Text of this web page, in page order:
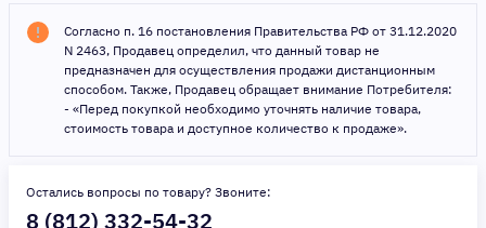
Согласно п. 16 постановления Правительства РФ от 31.12.2020
N 2463, Продавец определил, что данный товар не
предназначен для осуществления продажи дистанционным
способом. Также, Продавец обращает внимание Потребителя:
- «Перед покупкой необходимо уточнять наличие товара,
стоимость товара и доступное количество к продаже».
Остались вопросы по товару? Звоните:
8 (812) 332-54-32